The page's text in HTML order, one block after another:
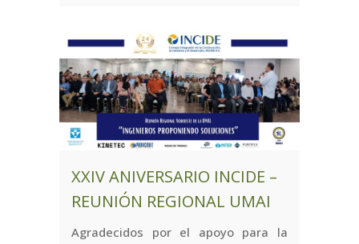
XXIV ANIVERSARIO INCIDE –
REUNIÓN REGIONAL UMAI
Agradecidos por el apoyo para la